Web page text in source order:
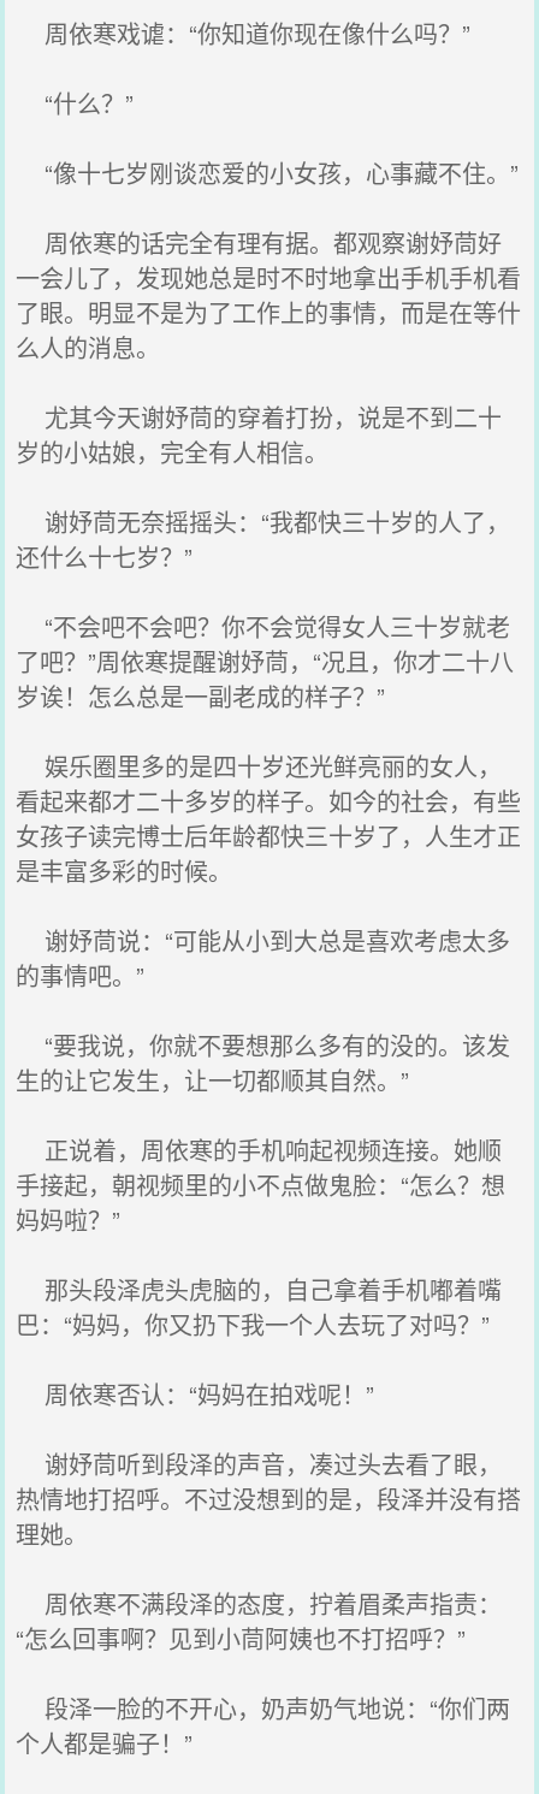
周依寒戏谑：“你知道你现在像什么吗？”
“什么？”
“像十七岁刚谈恋爱的小女孩，心事藏不住。”
周依寒的话完全有理有据。都观察谢妤茼好
一会儿了，发现她总是时不时地拿出手机手机看
了眼。明显不是为了工作上的事情，而是在等什
么人的消息。
尤其今天谢妤茼的穿着打扮，说是不到二十
岁的小姑娘，完全有人相信。
谢妤茼无奈摇摇头：“我都快三十岁的人了，
还什么十七岁？”
“不会吧不会吧？你不会觉得女人三十岁就老
了吧？”周依寒提醒谢妤茼，“况且，你才二十八
岁诶！怎么总是一副老成的样子？”
娱乐圈里多的是四十岁还光鲜亮丽的女人，
看起来都才二十多岁的样子。如今的社会，有些
女孩子读完博士后年龄都快三十岁了，人生才正
是丰富多彩的时候。
谢妤茼说：“可能从小到大总是喜欢考虑太多
的事情吧。”
“要我说，你就不要想那么多有的没的。该发
生的让它发生，让一切都顺其自然。”
正说着，周依寒的手机响起视频连接。她顺
手接起，朝视频里的小不点做鬼脸：“怎么？想
妈妈啦？”
那头段泽虎头虎脑的，自己拿着手机嘟着嘴
巴：“妈妈，你又扔下我一个人去玩了对吗？”
周依寒否认：“妈妈在拍戏呢！”
谢妤茼听到段泽的声音，凑过头去看了眼，
热情地打招呼。不过没想到的是，段泽并没有搭
理她。
周依寒不满段泽的态度，拧着眉柔声指责：
“怎么回事啊？见到小茼阿姨也不打招呼？”
段泽一脸的不开心，奶声奶气地说：“你们两
个人都是骗子！”